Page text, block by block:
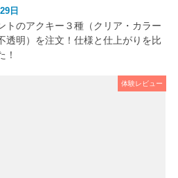
日
トのアクキー３種（クリア・カラー
透明）を注文！仕様と仕上がりを比
！
体験レビュー